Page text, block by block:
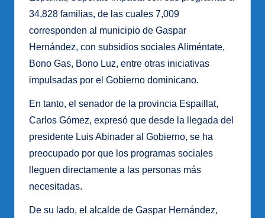
34,828 familias, de las cuales 7,009
corresponden al municipio de Gaspar
Hernández, con subsidios sociales Aliméntate,
Bono Gas, Bono Luz, entre otras iniciativas
impulsadas por el Gobierno dominicano.
En tanto, el senador de la provincia Espaillat,
Carlos Gómez, expresó que desde la llegada del
presidente Luis Abinader al Gobierno, se ha
preocupado por que los programas sociales
lleguen directamente a las personas más
necesitadas.
De su lado, el alcalde de Gaspar Hernández,